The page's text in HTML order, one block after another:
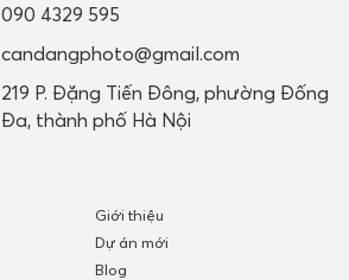
090 4329 595
candangphoto@gmail.com
219 P. Đặng Tiến Đông, phường Đống
Đa, thành phố Hà Nội
Giới thiệu
Dự án mới
Blog